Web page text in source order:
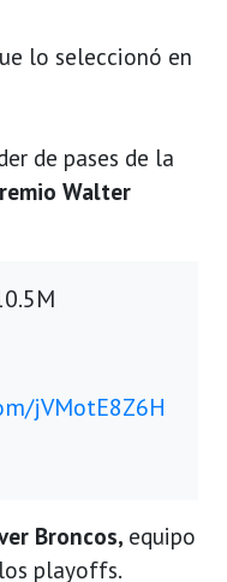
lo seleccionó en
de pases de la
Walter
jVMotE8Z6H
Broncos, equipo
playoffs.